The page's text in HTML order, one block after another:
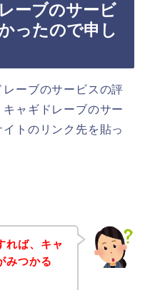
ーブのサービ
ったので申し
ーブのサービスの評
ャギドレーブのサー
トのリンク先を貼っ
れば、キャ
みつかる